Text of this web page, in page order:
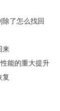
了怎么找回
来
能的重大提升
复